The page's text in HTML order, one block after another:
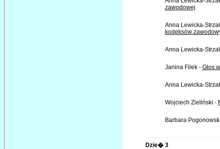
zawodowej
Anna Lewicka-
kodeksów
Anna Lewicka-
Janina Filek - Głos
Anna Lewicka-
Wojciech Zieliński -
Barbara
Dzie� 3